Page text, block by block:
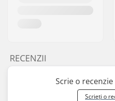
RECENZII
Scrie o
Scrieți o